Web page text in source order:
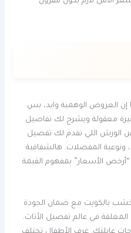
إن العروض الوهمية وايد، بس
معقولة ويشرح لك تفاصيل
عن الورش اللي تقدم لك تفصيل
المفصلات. هالشفافية
الأسعار” بمفهوم القيمة
بالكويت مع ضمان الجودة
المغلقة في عالم تفصيل الأثاث.